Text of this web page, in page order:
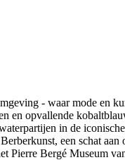
- waar mode en
en opvallende
in de
een schat aan
Bergé Museum